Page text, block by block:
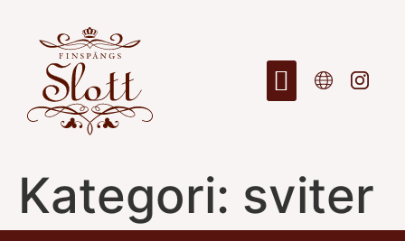
Kategori: sviter